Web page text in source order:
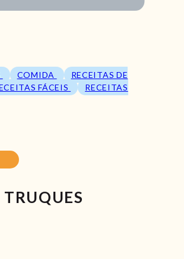
COMIDA
RECEITAS DE
FÁCEIS
RECEITAS